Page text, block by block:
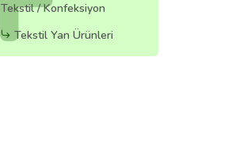
Tekstil / Konfeksiyon
Tekstil Yan Ürünleri